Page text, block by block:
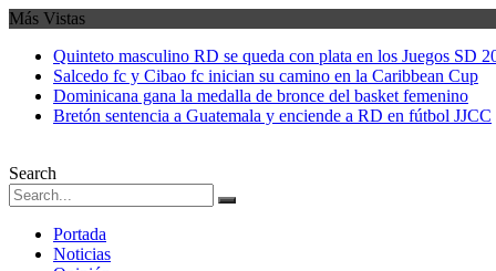
Más Vistas
Quinteto masculino RD se queda con plata en los Juegos SD
Salcedo fc y Cibao fc inician su camino en la Caribbean Cup
Dominicana gana la medalla de bronce del basket femenino
Bretón sentencia a Guatemala y enciende a RD en fútbol JJCC
Search
Portada
Noticias